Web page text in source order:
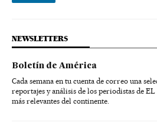
NEWSLETTERS
Boletín de América
Cada semana en tu cuenta de correo una
reportajes y análisis de los periodistas de
más relevantes del continente.